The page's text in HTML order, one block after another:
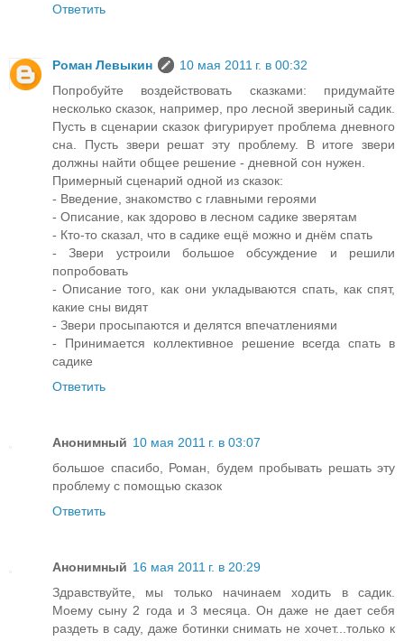
Ответить
Роман Левыкин
10 мая 2011 г. в 00:32
Попробуйте воздействовать сказками: придумайте
несколько сказок, например, про лесной звериный садик.
Пусть в сценарии сказок фигурирует проблема дневного
сна. Пусть звери решат эту проблему. В итоге звери
должны найти общее решение - дневной сон нужен.
Примерный сценарий одной из сказок:
- Введение, знакомство с главными героями
- Описание, как здорово в лесном садике зверятам
- Кто-то сказал, что в садике ещё можно и днём спать
- Звери устроили большое обсуждение и решили
попробовать
- Описание того, как они укладываются спать, как спят,
какие сны видят
- Звери просыпаются и делятся впечатлениями
- Принимается коллективное решение всегда спать в
садике
Ответить
Анонимный 10 мая 2011 г. в 03:07
большое спасибо, Роман, будем пробывать решать эту
проблему с помощью сказок
Ответить
Анонимный 16 мая 2011 г. в 20:29
Здравствуйте, мы только начинаем ходить в садик.
Моему сыну 2 года и 3 месяца. Он даже не дает себя
раздеть в саду, даже ботинки снимать не хочет...только к